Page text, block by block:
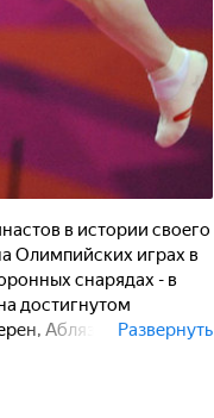
в истории своего
Олимпийских играх в
снарядах - в
достигнутом
Аблязин
мужской
Развернуть